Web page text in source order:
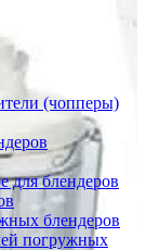
(чопперы)
для блендеров
блендеров
погружных